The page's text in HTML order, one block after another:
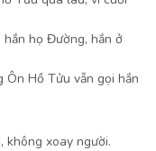
họ Đường, hắn ở
Ôn Hồ Tửu vẫn gọi hắn
không xoay người.